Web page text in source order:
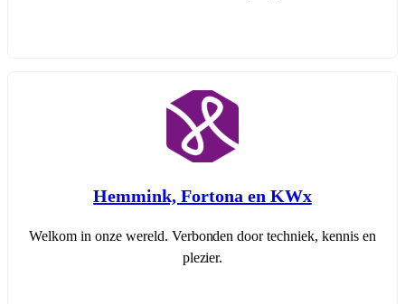
Hemmink, Fortona en KWx
Welkom in onze wereld. Verbonden door techniek, kennis en
plezier.